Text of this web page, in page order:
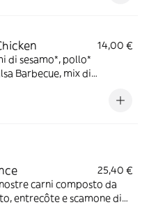
14,00 €
di sesamo*, pollo*
Barbecue, mix di
servito con patate* Fries e
25,40 €
carni composto da
entrecôte e scamone di